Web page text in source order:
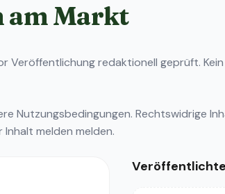
am Markt
Veröffentlichung redaktionell geprüft.
Nutzungsbedingungen. Rechtswidrige
Inhalt melden melden.